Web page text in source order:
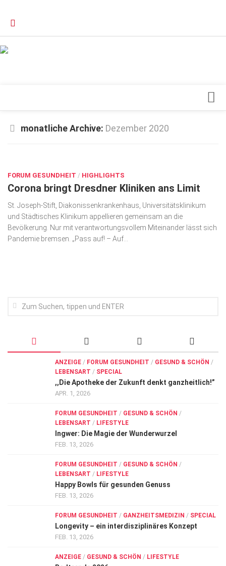
Orthopädie
Schönheit & Wohlbefinden
Special
Wirtschaft, Recht, Finanzen
Sehen
Kampf gegen Krebs
monatliche Archive: Dezember 2020
FORUM GESUNDHEIT / HIGHLIGHTS
Corona bringt Dresdner Kliniken ans Limit
St. Joseph-Stift, Diakonissenkrankenhaus, Universitätsklinikum
und Städtisches Klinikum appellieren gemeinsam an die
Bevölkerung. Nur mit verantwortungsvollem Miteinander lässt sich
Pandemie bremsen. „Pass auf! – Auf...
ANZEIGE / FORUM GESUNDHEIT / GESUND & SCHÖN /
LEBENSART / SPECIAL
,,Die Apotheke der Zukunft denkt ganzheitlich!”
APR. 1, 2026
FORUM GESUNDHEIT / GESUND & SCHÖN /
LEBENSART / LIFESTYLE
Ingwer: Die Magie der Wunderwurzel
FEB. 13, 2026
FORUM GESUNDHEIT / GESUND & SCHÖN /
LEBENSART / LIFESTYLE
Happy Bowls für gesunden Genuss
FEB. 13, 2026
FORUM GESUNDHEIT / GANZHEITSMEDIZIN / SPECIAL
Longevity – ein interdisziplinäres Konzept
FEB. 13, 2026
ANZEIGE / GESUND & SCHÖN / LIFESTYLE